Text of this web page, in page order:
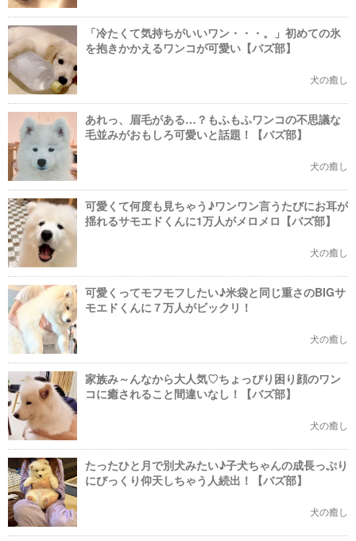
「冷たくて気持ちがいいワン・・・。」初めての氷
を抱きかかえるワンコが可愛い【バズ部】
犬の癒し
あれっ、眉毛がある…？もふもふワンコの不思議な
毛並みがおもしろ可愛いと話題！【バズ部】
犬の癒し
可愛くて何度も見ちゃう♪ワンワン言うたびにお耳が
揺れるサモエドくんに1万人がメロメロ【バズ部】
犬の癒し
可愛くってモフモフしたい♪米袋と同じ重さのBIGサ
モエドくんに７万人がビックリ！
犬の癒し
家族み～んなから大人気♡ちょっぴり困り顔のワン
コに癒されること間違いなし！【バズ部】
犬の癒し
たったひと月で別犬みたい♪子犬ちゃんの成長っぷり
にびっくり仰天しちゃう人続出！【バズ部】
犬の癒し